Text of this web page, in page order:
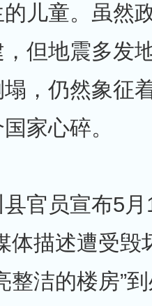
儿童。虽然
但地震多发
，仍然象征
家心碎。
官员宣布5月
体描述遭受毁
整洁的楼房”